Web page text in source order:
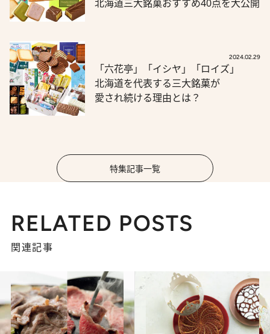
北海道三大銘菓おすすめ40点を大公開
2024.02.29
「六花亭」「イシヤ」「ロイズ」
北海道を代表する三大銘菓が
愛され続ける理由とは？
特集記事一覧
RELATED POSTS
関連記事